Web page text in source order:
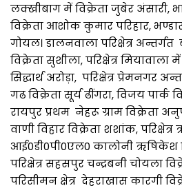
लक्खीबाग में विक्रेता जुबेर अंसारी,
विक्रेता आशोक कुमार परिहार,
गोयल। डालनवाला परिक्षेत्र
विक्रेता सुशीला, परिक्षेत्र मियावाला
सिद्धार्थ अरोड़ा, परिक्षेत्र प्रेमनगर
गढ विक्रेता सूर्य ढींगरा, विजय पार्क
रायपुर प्रथम नेहरू ग्राम विक्रेता
वाणी विहार विक्रेता शशांक,
आई0डी0पी0एल0 कालोनी ऋषिकेश
परिक्षेत्र सहसपुर चन्द्रबनी चोयला
परिसीमन क्षेत्र देहराखास कारगी